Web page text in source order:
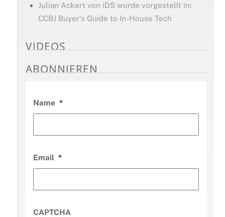
Julian Ackert von iDS wurde vorgestellt in:
CCBJ Buyer's Guide to In-House Tech
VIDEOS
ABONNIEREN
Name *
Email *
CAPTCHA